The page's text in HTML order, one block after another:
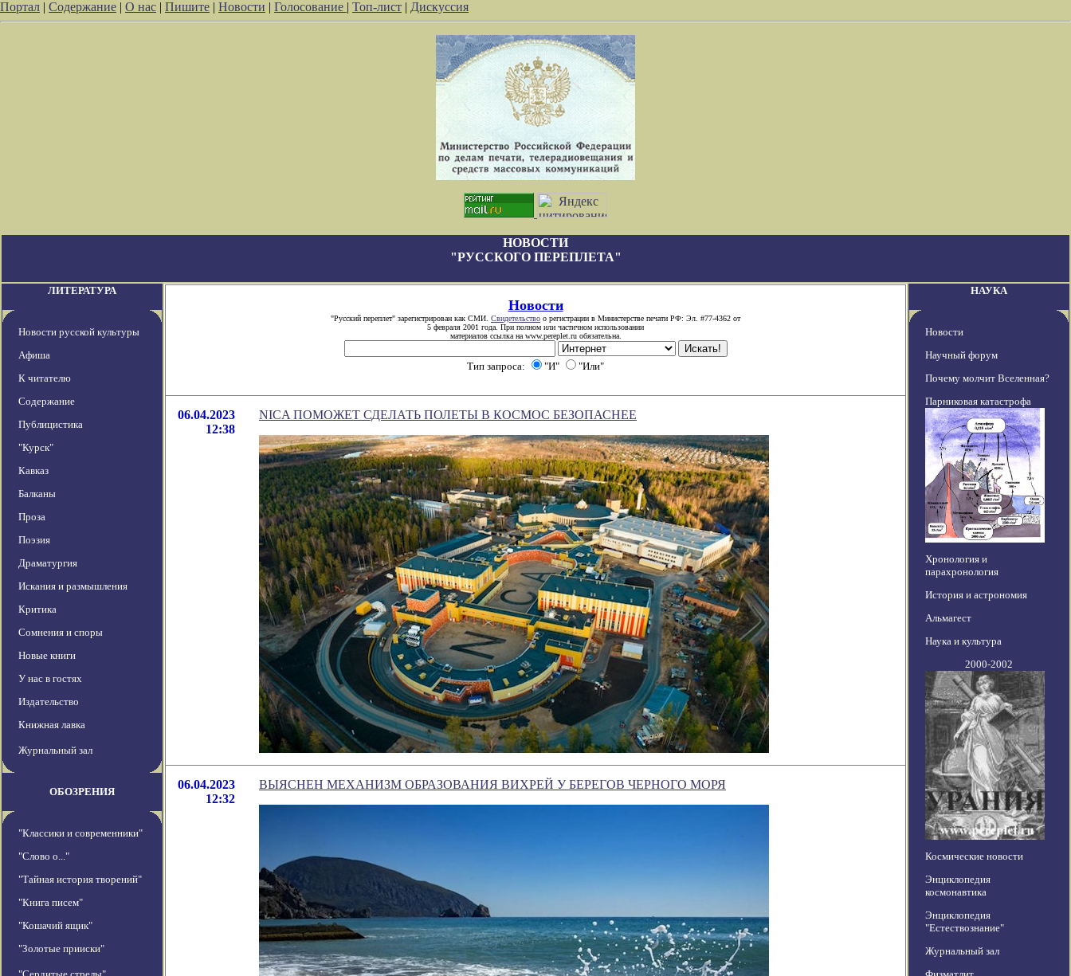
Портал | Содержание | О нас | Пишите | Новости | Голосование | Топ-лист | Дискуссия
НОВОСТИ
"РУССКОГО ПЕРЕПЛЕТА"
ЛИТЕРАТУРА
Новости русской культуры
Афиша
К читателю
Содержание
Публицистика
"Курск"
Кавказ
Балканы
Проза
Поэзия
Драматургия
Искания и размышления
Критика
Сомнения и споры
Новые книги
У нас в гостях
Издательство
Книжная лавка
Журнальный зал
ОБОЗРЕНИЯ
"Классики и современники"
"Слово о..."
"Тайная история творений"
"Книга писем"
"Кошачий ящик"
"Золотые прииски"
Новости
"Русский переплет" зарегистрирован как СМИ. Свидетельство о регистрации в Министерстве печати РФ: Эл. #77-4362 от
5 февраля 2001 года. При полном или частичном использовании
материалов ссылка на www.pereplet.ru обязательна.
Тип запроса: "И" "Или"
06.04.2023
12:38
NICA ПОМОЖЕТ СДЕЛАТЬ ПОЛЕТЫ В КОСМОС БЕЗОПАСНЕЕ
06.04.2023
12:32
ВЫЯСНЕН МЕХАНИЗМ ОБРАЗОВАНИЯ ВИХРЕЙ У БЕРЕГОВ ЧЕРНОГО МОРЯ
НАУКА
Новости
Научный форум
Почему молчит Вселенная?
Парниковая катастрофа
Хронология и
парахронология
История и астрономия
Альмагест
Наука и культура
2000-2002
Космические новости
Энциклопедия
космонавтика
Энциклопедия
"Естествознание"
Журнальный зал